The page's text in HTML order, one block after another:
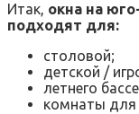
Итак, окна на
подходят для:
столовой;
детской /
летнего
комнаты для